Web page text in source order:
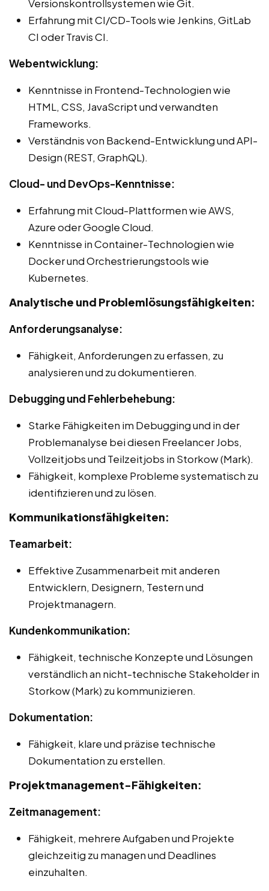
Versionskontrollsystemen wie Git.
Erfahrung mit CI/CD-Tools wie Jenkins, GitLab
CI oder Travis CI.
Webentwicklung:
Kenntnisse in Frontend-Technologien wie
HTML, CSS, JavaScript und verwandten
Frameworks.
Verständnis von Backend-Entwicklung und API-
Design (REST, GraphQL).
Cloud- und DevOps-Kenntnisse:
Erfahrung mit Cloud-Plattformen wie AWS,
Azure oder Google Cloud.
Kenntnisse in Container-Technologien wie
Docker und Orchestrierungstools wie
Kubernetes.
Analytische und Problemlösungsfähigkeiten:
Anforderungsanalyse:
Fähigkeit, Anforderungen zu erfassen, zu
analysieren und zu dokumentieren.
Debugging und Fehlerbehebung:
Starke Fähigkeiten im Debugging und in der
Problemanalyse bei diesen Freelancer Jobs,
Vollzeitjobs und Teilzeitjobs in Storkow (Mark).
Fähigkeit, komplexe Probleme systematisch zu
identifizieren und zu lösen.
Kommunikationsfähigkeiten:
Teamarbeit:
Effektive Zusammenarbeit mit anderen
Entwicklern, Designern, Testern und
Projektmanagern.
Kundenkommunikation:
Fähigkeit, technische Konzepte und Lösungen
verständlich an nicht-technische Stakeholder in
Storkow (Mark) zu kommunizieren.
Dokumentation:
Fähigkeit, klare und präzise technische
Dokumentation zu erstellen.
Projektmanagement-Fähigkeiten:
Zeitmanagement:
Fähigkeit, mehrere Aufgaben und Projekte
gleichzeitig zu managen und Deadlines
einzuhalten.